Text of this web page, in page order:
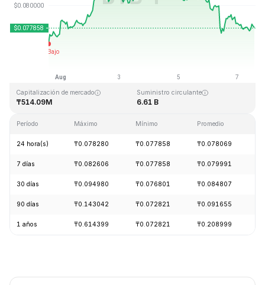
Última actualización: 2026-08-07, 13:23 GMT+0
Capitalización de mercado
₸514.09M
Suministro circulante
6.61 B
Período Máximo Mínimo Promedio
24 hora(s) ₸0.078280 ₸0.077858 ₸0.078069
7 días ₸0.082606 ₸0.077858 ₸0.079991
30 días ₸0.094980 ₸0.076801 ₸0.084807
90 días ₸0.143042 ₸0.072821 ₸0.091655
1 años ₸0.614399 ₸0.072821 ₸0.208999